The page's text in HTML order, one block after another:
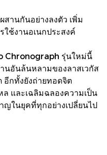
านกันอย่างลงตัว เพิ่ม
ช้งานอเนกประสงค์
Chronograph รุ่นใหม่นี้
นอันล้นหลามของลาสเวกัส
อีกทั้งยังถ่ายทอดจิต
และเฉลิมฉลองความเป็น
ในยุคที่ทุกอย่างเปลี่ยนไป